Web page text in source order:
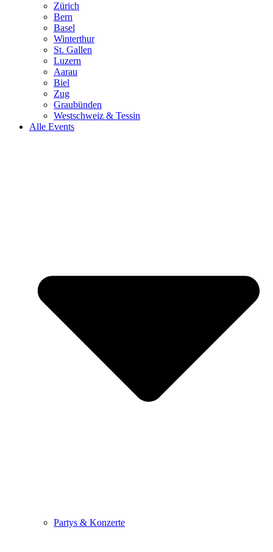
Zürich
Bern
Basel
Winterthur
St. Gallen
Luzern
Aarau
Biel
Zug
Graubünden
Westschweiz & Tessin
Alle Events
Partys & Konzerte